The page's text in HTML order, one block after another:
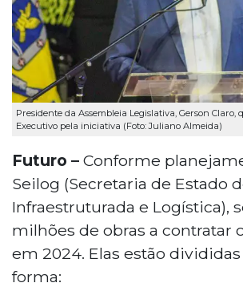
Presidente da Assembleia Legislativa, Gerson Claro,
Executivo pela iniciativa (Foto: Juliano Almeida)
Futuro – Conforme
Seilog (Secretaria de Estado
Infraestruturada e Logística),
milhões de obras a contratar
em 2024. Elas estão
forma: